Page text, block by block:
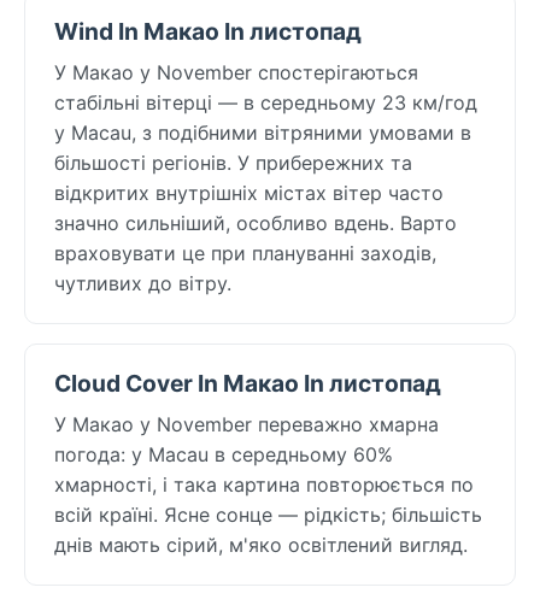
Wind In Макао In листопад
У Макао у November спостерігаються
стабільні вітерці — в середньому 23 км/год
у Macau, з подібними вітряними умовами в
більшості регіонів. У прибережних та
відкритих внутрішніх містах вітер часто
значно сильніший, особливо вдень. Варто
враховувати це при плануванні заходів,
чутливих до вітру.
Cloud Cover In Макао In листопад
У Макао у November переважно хмарна
погода: у Macau в середньому 60%
хмарності, і така картина повторюється по
всій країні. Ясне сонце — рідкість; більшість
днів мають сірий, м'яко освітлений вигляд.